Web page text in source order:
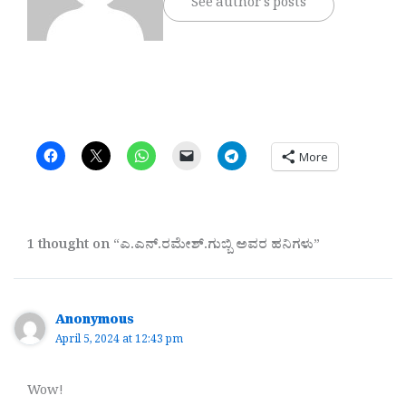
See author's posts
More
1 thought on “ಎ.ಎನ್.ರಮೇಶ್.ಗುಬ್ಬಿ ಅವರ ಹನಿಗಳು”
Anonymous
April 5, 2024 at 12:43 pm
Wow!